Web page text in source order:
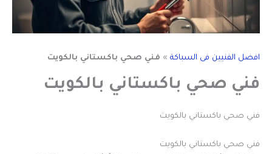
افضل الفنيين فى السباكة » فني صحي باكستاني بالكويت
فني صحي باكستاني بالكويت
فني صحي باكستاني بالكويت
فني صحي باكستاني بالكويت